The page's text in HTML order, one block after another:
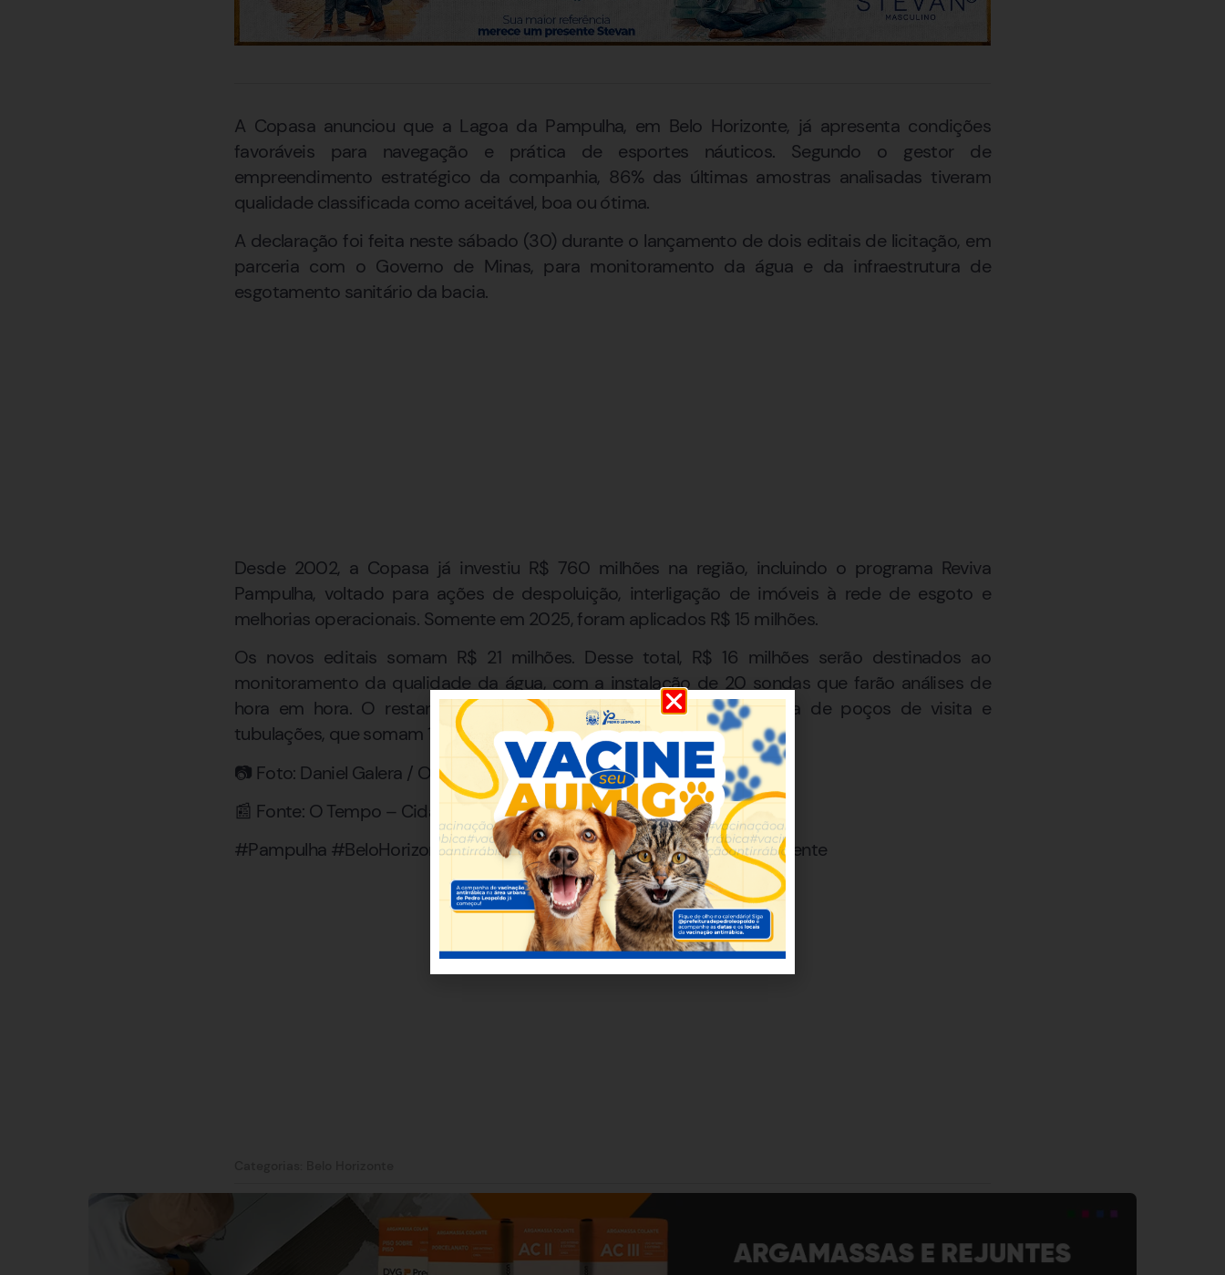
A Copasa anunciou que a Lagoa da Pampulha, em Belo Horizonte, já apresenta condições
favoráveis para navegação e prática de esportes náuticos. Segundo o gestor de
empreendimento estratégico da companhia, 86% das últimas amostras analisadas tiveram
qualidade classificada como aceitável, boa ou ótima.
A declaração foi feita neste sábado (30) durante o lançamento de dois editais de licitação, em
parceria com o Governo de Minas, para monitoramento da água e da infraestrutura de
esgotamento sanitário da bacia.
Desde 2002, a Copasa já investiu R$ 760 milhões na região, incluindo o programa Reviva
Pampulha, voltado para ações de despoluição, interligação de imóveis à rede de esgoto e
melhorias operacionais. Somente em 2025, foram aplicados R$ 15 milhões.
Os novos editais somam R$ 21 milhões. Desse total, R$ 16 milhões serão destinados ao
monitoramento da qualidade da água, com a instalação de 20 sondas que farão análises de
hora em hora. O restante será voltado para fiscalização preventiva de poços de visita e
tubulações, que somam 1.200 km na bacia.
📷 Foto: Daniel Galera / O Tempo
📰 Fonte: O Tempo – Cidades – Daniel Aguilar Galera
#Pampulha #BeloHorizonte #Copasa #EsportesNáuticos #MeioAmbiente